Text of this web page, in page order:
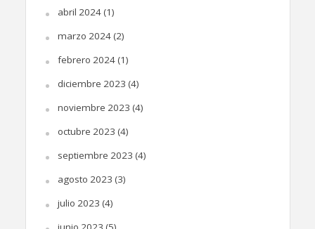
abril 2024(1)
marzo 2024(2)
febrero 2024(1)
diciembre 2023 (4)
noviembre 2023 (4)
octubre 2023 (4)
septiembre 2023 (4)
agosto 2023 (3)
julio 2023 (4)